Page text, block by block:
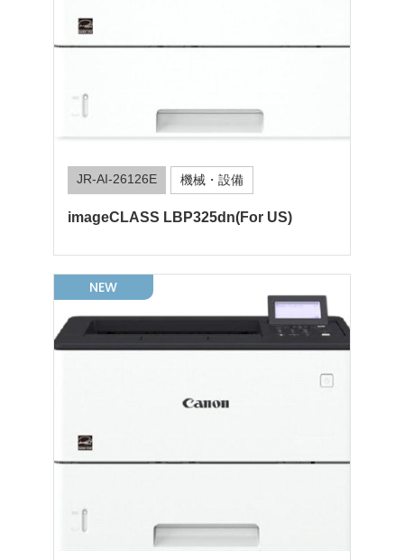
JR-AI-26126E 機械・設備
imageCLASS LBP325dn(For US)
NEW